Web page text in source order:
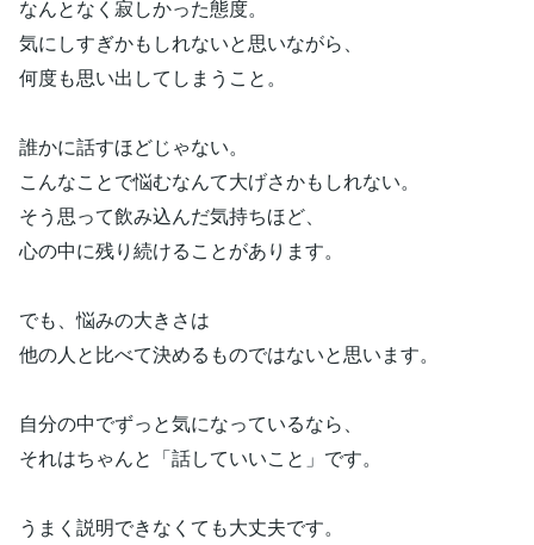
なんとなく寂しかった態度。
気にしすぎかもしれないと思いながら、
何度も思い出してしまうこと。
誰かに話すほどじゃない。
こんなことで悩むなんて大げさかもしれない。
そう思って飲み込んだ気持ちほど、
心の中に残り続けることがあります。
でも、悩みの大きさは
他の人と比べて決めるものではないと思います。
自分の中でずっと気になっているなら、
それはちゃんと「話していいこと」です。
うまく説明できなくても大丈夫です。